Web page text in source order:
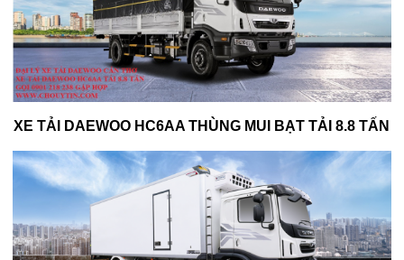
XE TẢI DAEWOO HC6AA THÙNG MUI BẠT TẢI 8.8 TẤN